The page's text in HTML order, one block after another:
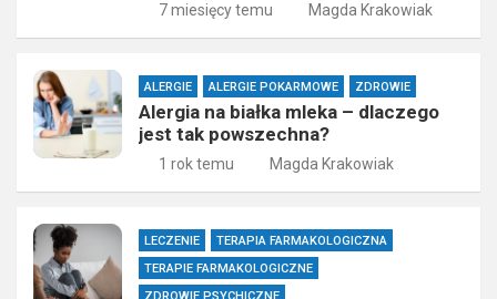
7 miesięcy temu Magda Krakowiak
ALERGIE ALERGIE POKARMOWE ZDROWIE
Alergia na białka mleka – dlaczego
jest tak powszechna?
1 rok temu Magda Krakowiak
LECZENIE
TERAPIA FARMAKOLOGICZNA
TERAPIE FARMAKOLOGICZNE